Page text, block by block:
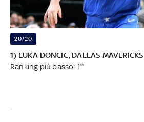
20/20
1) LUKA DONCIC, DALLAS MAVERICKS
Ranking più basso: 1°